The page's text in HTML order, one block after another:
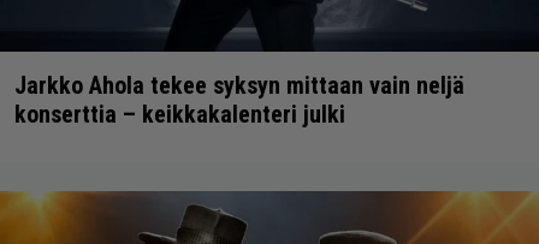
Jarkko Ahola tekee syksyn mittaan vain neljä
konserttia – keikkakalenteri julki